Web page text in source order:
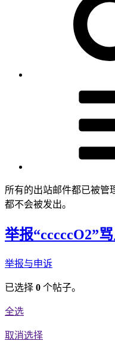
所有的出站邮件都已被管
都不会被发出。
举报“cccccO2”
举报与申诉
已选择 0 个帖子。
全选
取消选择